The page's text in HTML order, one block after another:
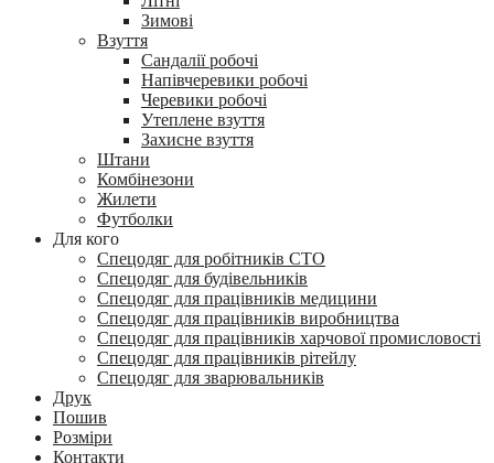
Зимові
Взуття
Сандалії робочі
Напівчеревики робочі
Черевики робочі
Утеплене взуття
Захисне взуття
Штани
Комбінезони
Жилети
Футболки
Для кого
Спецодяг для робітників СТО
Спецодяг для будівельників
Спецодяг для працівників медицини
Спецодяг для працівників виробництва
Спецодяг для працівників харчової промисловості
Спецодяг для працівників рітейлу
Спецодяг для зварювальників
Друк
Пошив
Розміри
Контакти